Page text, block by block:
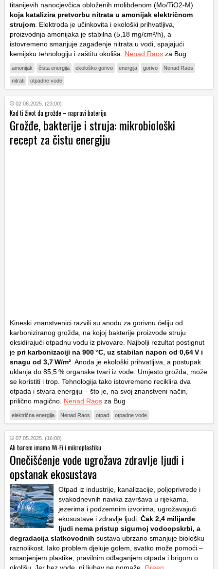
titanijevih nanocjevčica obloženih molibdenom (Mo/TiO2-M)
koja katalizira pretvorbu nitrata u amonijak električnom
strujom . Elektroda je učinkovita i ekološki prihvatljiva,
proizvodnja amonijaka je stabilna (5,18 mg/cm²/h), a
istovremeno smanjuje zagađenje nitrata u vodi, spajajući
kemijsku tehnologiju i zaštitu okoliša. Nenad Raos za Bug
amonijak čista energija ekološko gorivo energija gorivo Nenad Raos
nitrati otpadne vode
02.08.2025. (23:00)
Kad ti život da grožđe – napravi bateriju
Grožđe, bakterije i struja: mikrobiološki
recept za čistu energiju
Kineski znanstvenici razvili su anodu za gorivnu ćeliju od
karboniziranog grožđa, na kojoj bakterije proizvode struju
oksidirajući otpadnu vodu iz pivovare. Najbolji rezultat postignut
je pri karbonizaciji na 900 °C, uz stabilan napon od 0,64 V i
snagu od 3,7 W/m². Anoda je ekološki prihvatljiva, a postupak
uklanja do 85,5 % organske tvari iz vode. Umjesto grožđa, može
se koristiti i trop. Tehnologija tako istovremeno reciklira dva
otpada i stvara energiju – što je, na svoj znanstveni način,
prilično magično. Nenad Raos za Bug
električna energija Nenad Raos otpad otpadne vode
07.05.2025. (16:00)
Ali barem imamo Wi-Fi i mikroplastiku
Onečišćenje vode ugrožava zdravlje ljudi i
opstanak ekosustava
Otpad iz industrije, kanalizacije, poljoprivrede i
svakodnevnih navika završava u rijekama,
jezerima i podzemnim izvorima, ugrožavajući
ekosustave i zdravlje ljudi. Čak 2,4 milijarde
ljudi nema pristup sigurnoj vodoopskrbi, a
degradacija slatkovodnih sustava ubrzano smanjuje biološku
raznolikost. Iako problem djeluje golem, svatko može pomoći –
smanjenjem plastike, pravilnim odlaganjem otpada i brigom o